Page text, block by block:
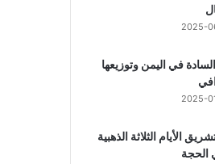
2025-
في اليمن وتوزيعها
2025-
الأيام الثلاثة الذهبية
الحجة